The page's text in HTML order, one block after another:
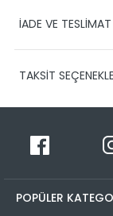
İADE VE TESLİMAT
Ürünlerinizin
1-3 iş günü
Siparişimin
Hesabım/
TAKSİT
Taksit Sayısı
2
POPÜLER